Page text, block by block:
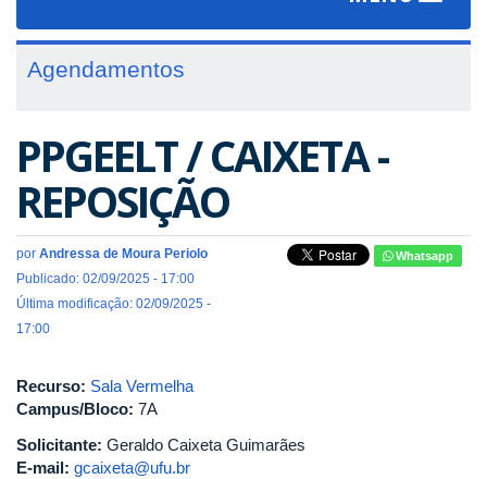
Agendamentos
PPGEELT / CAIXETA -
REPOSIÇÃO
por Andressa de Moura Periolo
Publicado: 02/09/2025 - 17:00
Última modificação: 02/09/2025 -
17:00
Whatsapp
Recurso: Sala Vermelha
Campus/Bloco: 7A
Solicitante: Geraldo Caixeta Guimarães
E-mail: gcaixeta@ufu.br